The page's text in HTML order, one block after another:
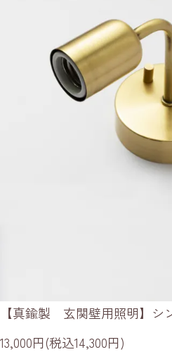
【真鍮製 玄関壁用照明】シ
13,000円(税込14,300円)